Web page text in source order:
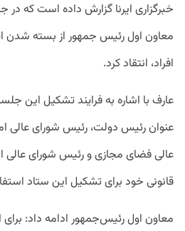
خبرگزاری ایرنا گزارش داده است که
معاون اول رئیس جمهور از بسته شدن
افراد، انتقاد کرد.
عارف با اشاره به فرایند تشکیل این
عنوان رئیس‌ دولت، رئیس شورای عالی
عالی فضای مجازی و رئیس شورای عالی
قانونی خود برای تشکیل این ستاد
معاون اول رئیس‌جمهور ادامه داد: